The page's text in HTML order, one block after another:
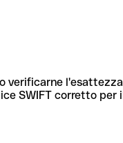
SWIFT corretto per